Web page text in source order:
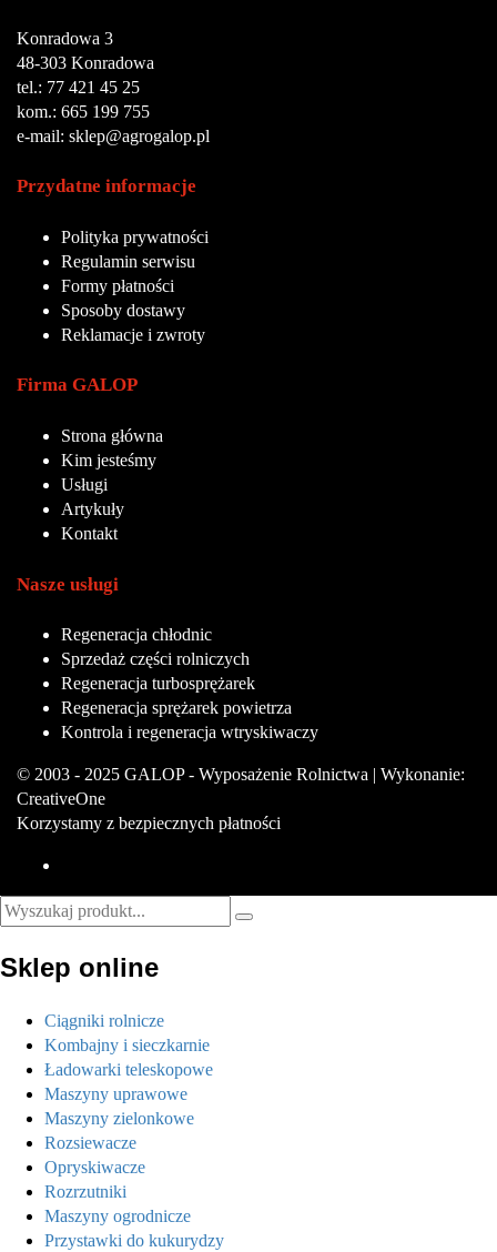
Konradowa 3
48-303 Konradowa
tel.: 77 421 45 25
kom.: 665 199 755
e-mail: sklep@agrogalop.pl
Przydatne informacje
Polityka prywatności
Regulamin serwisu
Formy płatności
Sposoby dostawy
Reklamacje i zwroty
Firma GALOP
Strona główna
Kim jesteśmy
Usługi
Artykuły
Kontakt
Nasze usługi
Regeneracja chłodnic
Sprzedaż części rolniczych
Regeneracja turbosprężarek
Regeneracja sprężarek powietrza
Kontrola i regeneracja wtryskiwaczy
© 2003 - 2025 GALOP - Wyposażenie Rolnictwa | Wykonanie:
CreativeOne
Korzystamy z bezpiecznych płatności
Sklep online
Ciągniki rolnicze
Kombajny i sieczkarnie
Ładowarki teleskopowe
Maszyny uprawowe
Maszyny zielonkowe
Rozsiewacze
Opryskiwacze
Rozrzutniki
Maszyny ogrodnicze
Przystawki do kukurydzy